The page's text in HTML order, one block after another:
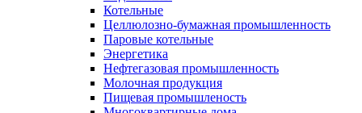
Котельные
Целлюлозно-бумажная промышленность
Паровые котельные
Энергетика
Нефтегазовая промышленность
Молочная продукция
Пищевая промышленость